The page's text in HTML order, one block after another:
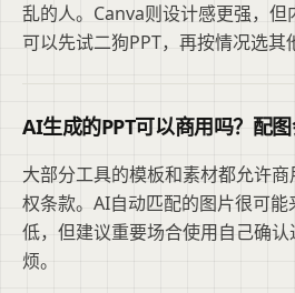
乱的人。Canva则设计感更强，但
可以先试二狗PPT，再按情况选其
AI生成的PPT可以商用吗？配图
大部分工具的模板和素材都允许
权条款。AI自动匹配的图片很可
低，但建议重要场合使用自己确
烦。